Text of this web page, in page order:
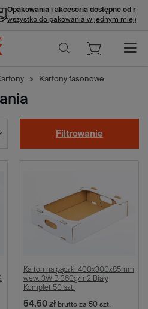
Opakowania i akcesoria dostępne od ręki
wszystko do pakowania w jednym miejscu
Kartony fasonowe
Filtrowanie
Karton na pączki 400x300x85mm
wew. 3W B 360g/m2 Biały
Komplet 50 szt.
54,50 zł brutto za 50 szt.